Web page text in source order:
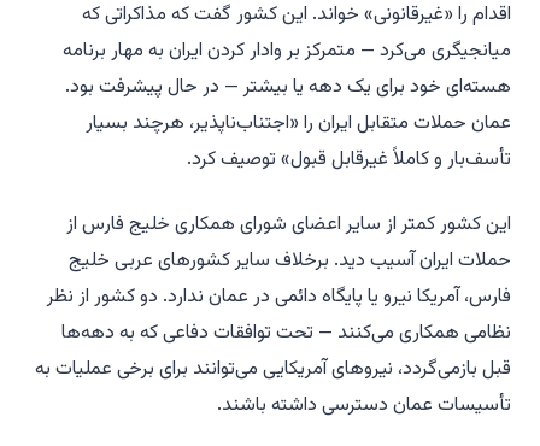
اقدام را «غیرقانونی» خواند. این کشور گفت که مذاکراتی که
میانجیگری می‌کرد — متمرکز بر وادار کردن ایران به مهار برنامه
هسته‌ای خود برای یک دهه یا بیشتر — در حال پیشرفت بود.
عمان حملات متقابل ایران را «اجتناب‌ناپذیر، هرچند بسیار
تأسف‌بار و کاملاً غیرقابل قبول» توصیف کرد.
این کشور کمتر از سایر اعضای شورای همکاری خلیج فارس از
حملات ایران آسیب دید. برخلاف سایر کشورهای عربی خلیج
فارس، آمریکا نیرو یا پایگاه دائمی در عمان ندارد. دو کشور از نظر
نظامی همکاری می‌کنند — تحت توافقات دفاعی که به دهه‌ها
قبل بازمی‌گردد، نیروهای آمریکایی می‌توانند برای برخی عملیات به
تأسیسات عمان دسترسی داشته باشند.